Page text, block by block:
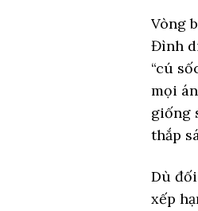
Vòng
Đình
“cú
mọi
giống
thắp
Dù
xếp